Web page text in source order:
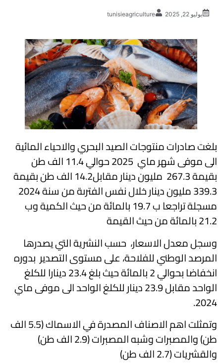
يوليو 22, 2025 tunisieagriculture
بلغت صادرات منتوجات الصيد البحري والاحياء المائية
الى موفى شهر ماي 2025 حوالي 11.4 الف طن
بقيمة 267.3 مليون دينار مقابل14.2 الف طن بقيمة
مسجلة تراجعا ب 19.7 بالمائة من حيث الكمية وب
21.2 بالمائة من حيث القيمة
وسجل معدل الاسعار، حسب النشرية التي يصدرها
المرصد الوطني للفلاحة، على مستوى التصدير بدوره
انخفاضا بحوالي 2 بالمائة حيث بلغ 23.4 دينارا للكلغ
الواحد مقابل 23.9 دينار للكلغ الواحد الى موفى ماي
2024.
وتمثلت اهم الاصناف المصدرة في الاسماك (5.5 الف
طن) والمصبرات وشبه المصبرات (2.9 الف طن)
والقشريات (2.7 الف طن)